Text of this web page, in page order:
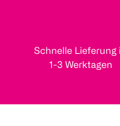
Schnelle Lieferung
1-3 Werktagen